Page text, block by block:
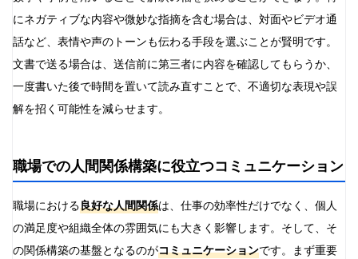
にネガティブな内容や微妙な指摘を含む場合は、対面やビデオ通
話など、表情や声のトーンも伝わる手段を選ぶことが賢明です。
文書で送る場合は、送信前に第三者に内容を確認してもらうか、
一度書いた後で時間を置いて読み直すことで、不適切な表現や誤
解を招く可能性を減らせます。
職場での人間関係構築に役立つコミュニケーション
職場における良好な人間関係は、仕事の効率性だけでなく、個人
の満足度や組織全体の雰囲気にも大きく影響します。そして、そ
の関係構築の基盤となるのがコミュニケーションです。まず重要